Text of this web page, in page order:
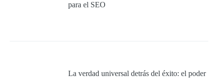
para el SEO
La verdad universal detrás del éxito: el poder